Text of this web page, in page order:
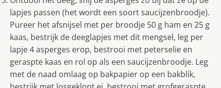
lapjes passen (het wordt een soort saucijzenbroodje).
Pureer het afsnijsel met per broodje 50 g ham en 25 g
kaas, bestrijk de deeglapjes met dit mengsel, leg per
lapje 4 asperges erop, bestrooi met peterselie en
geraspte kaas en rol op als een saucijzenbroodje. Leg
met de naad omlaag op bakpapier op een bakblik,